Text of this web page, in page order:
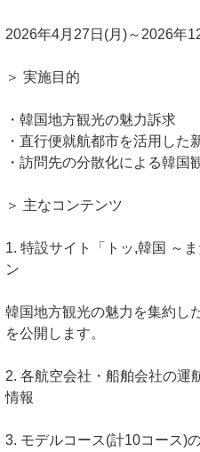
2026年4月27日(月)～2026年
＞ 実施目的
・韓国地方観光の魅力訴求
・直行便就航都市を活用した
・訪問先の分散化による韓国
＞ 主なコンテンツ
1. 特設サイト「トッ,韓国 ～
ン
韓国地方観光の魅力を集約し
を公開します。
2. 各航空会社・船舶会社の運
情報
3. モデルコース(計10コース)